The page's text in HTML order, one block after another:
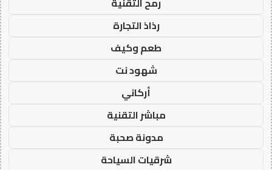
رذاذ التجارة
طعم وكيف
شهود نت
أركاني
مباشر التقنية
مدونة صحبة
شرقيات السياحة